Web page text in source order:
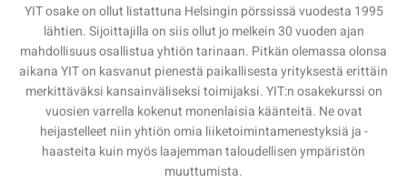
YIT osake on ollut listattuna Helsingin pörssissä vuodesta 1995
lähtien. Sijoittajilla on siis ollut jo melkein 30 vuoden ajan
mahdollisuus osallistua yhtiön tarinaan. Pitkän olemassa olonsa
aikana YIT on kasvanut pienestä paikallisesta yrityksestä erittäin
merkittäväksi kansainväliseksi toimijaksi. YIT:n osakekurssi on
vuosien varrella kokenut monenlaisia käänteitä. Ne ovat
heijastelleet niin yhtiön omia liiketoimintamenestyksiä ja -
haasteita kuin myös laajemman taloudellisen ympäristön
muuttumista.